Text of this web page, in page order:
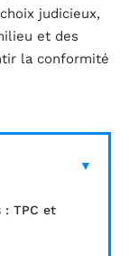
judicieux,
et des
la conformité
: TPC et